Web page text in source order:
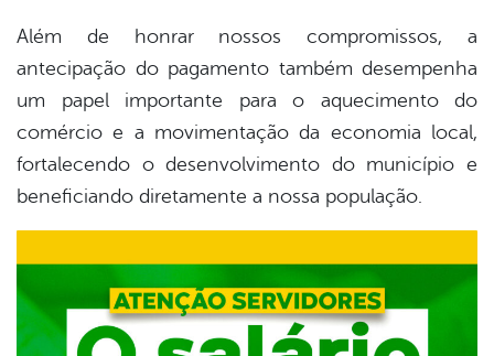
Além de honrar nossos compromissos, a
antecipação do pagamento também desempenha
um papel importante para o aquecimento do
comércio e a movimentação da economia local,
fortalecendo o desenvolvimento do município e
beneficiando diretamente a nossa população.